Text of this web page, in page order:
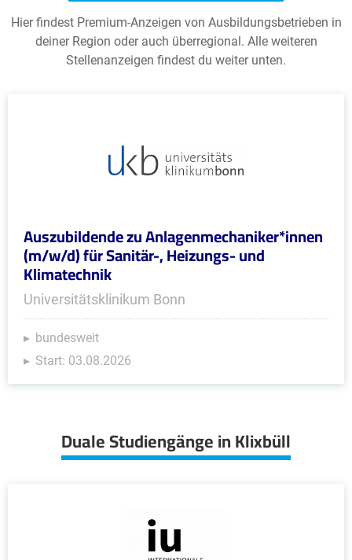
Hier findest Premium-Anzeigen von Ausbildungsbetrieben in
deiner Region oder auch überregional. Alle weiteren
Stellenanzeigen findest du weiter unten.
Auszubildende zu Anlagenmechaniker*innen
(m/w/d) für Sanitär-, Heizungs- und
Klimatechnik
Universitätsklinikum Bonn
bundesweit
Start: 03.08.2026
Duale Studiengänge in Klixbüll